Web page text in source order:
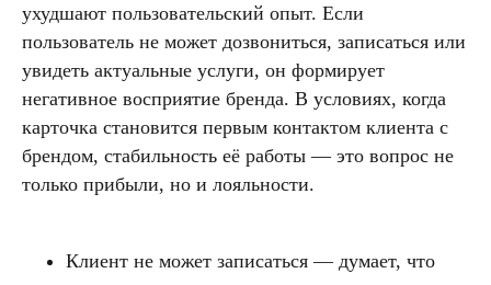
ухудшают пользовательский опыт. Если
пользователь не может дозвониться, записаться или
увидеть актуальные услуги, он формирует
негативное восприятие бренда. В условиях, когда
карточка становится первым контактом клиента с
брендом, стабильность её работы — это вопрос не
только прибыли, но и лояльности.
Клиент не может записаться — думает, что